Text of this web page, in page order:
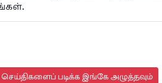
படிக்க இங்கே அழுத்தவும்